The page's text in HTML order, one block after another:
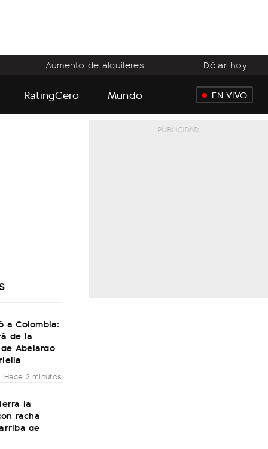
Aumento de alquileres Dólar hoy
RatingCero Mundo EN VIVO
a Colombia:
de la
Abelardo
Hace 2 minutos
la
racha
de